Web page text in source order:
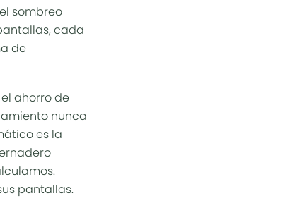
sombreo
cada
de
ahorro de
nunca
es la
pantallas.